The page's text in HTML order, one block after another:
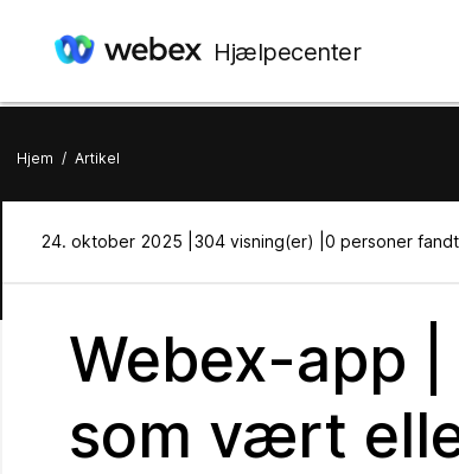
Hjælpecenter
Hjem / Artikel
24. oktober 2025 | 304 visning(er) | 0 personer
Webex-app
som vært